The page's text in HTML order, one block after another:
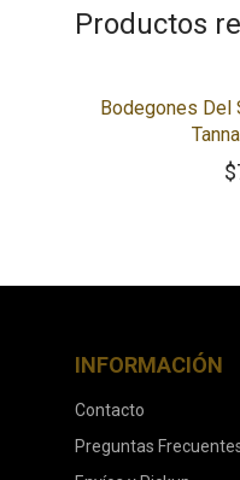
Productos
Bodegones Del
$
INFORMACIÓN
Contacto
Preguntas